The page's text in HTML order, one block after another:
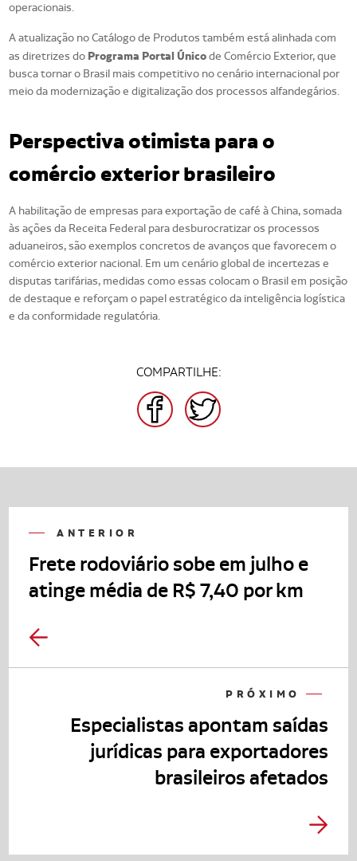
operacionais.
A atualização no Catálogo de Produtos também está alinhada com
as diretrizes do Programa Portal Únicode Comércio Exterior, que
busca tornar o Brasil mais competitivo no cenário internacional por
meio da modernização e digitalização dos processos alfandegários.
Perspectiva otimista para o
comércio exterior brasileiro
A habilitação de empresas para exportação de café à China, somada
às ações da Receita Federal para desburocratizar os processos
aduaneiros, são exemplos concretos de avanços que favorecem o
comércio exterior nacional. Em um cenário global de incertezas e
disputas tarifárias, medidas como essas colocam o Brasil em posição
de destaque e reforçam o papel estratégico da inteligência logística
e da conformidade regulatória.
COMPARTILHE:
FACEBOOKTWITTER
ANTERIOR
Frete rodoviário sobe em julho e
atinge média de R$ 7,40 por km
PRÓXIMO
Especialistas apontam saídas
jurídicas para exportadores
brasileiros afetados